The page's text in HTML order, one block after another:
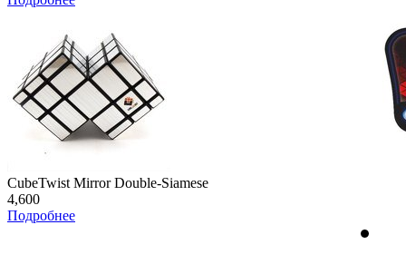
CubeTwist Mirror Double-Siamese
4,600
Подробнее